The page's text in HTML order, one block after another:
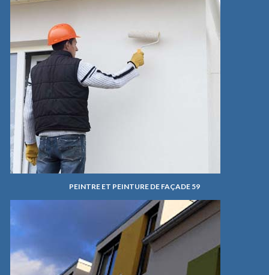
PEINTRE ET PEINTURE DE FAÇADE 59